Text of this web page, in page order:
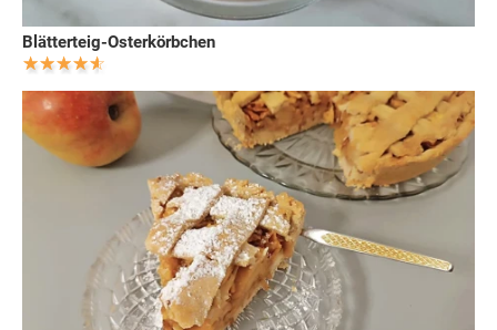
Blätterteig-Osterkörbchen